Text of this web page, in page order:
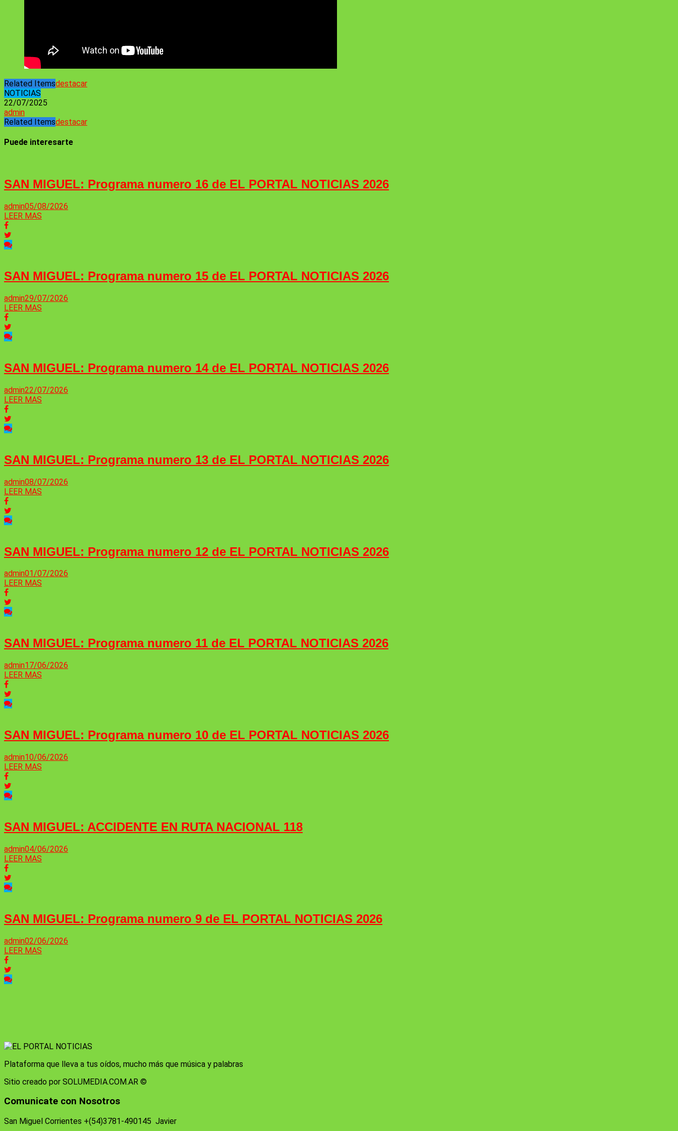
Related Itemsdestacar
NOTICIAS
22/07/2025
admin
Related Itemsdestacar
Puede interesarte
SAN MIGUEL: Programa numero 16 de EL PORTAL NOTICIAS 2026
admin05/08/2026
LEER MAS
SAN MIGUEL: Programa numero 15 de EL PORTAL NOTICIAS 2026
admin29/07/2026
LEER MAS
SAN MIGUEL: Programa numero 14 de EL PORTAL NOTICIAS 2026
admin22/07/2026
LEER MAS
SAN MIGUEL: Programa numero 13 de EL PORTAL NOTICIAS 2026
admin08/07/2026
LEER MAS
SAN MIGUEL: Programa numero 12 de EL PORTAL NOTICIAS 2026
admin01/07/2026
LEER MAS
SAN MIGUEL: Programa numero 11 de EL PORTAL NOTICIAS 2026
admin17/06/2026
LEER MAS
SAN MIGUEL: Programa numero 10 de EL PORTAL NOTICIAS 2026
admin10/06/2026
LEER MAS
SAN MIGUEL: ACCIDENTE EN RUTA NACIONAL 118
admin04/06/2026
LEER MAS
SAN MIGUEL: Programa numero 9 de EL PORTAL NOTICIAS 2026
admin02/06/2026
LEER MAS
Plataforma que lleva a tus oídos, mucho más que música y palabras
Sitio creado por SOLUMEDIA.COM.AR ©
Comunicate con Nosotros
San Miguel Corrientes +(54)3781-490145 Javier